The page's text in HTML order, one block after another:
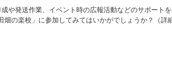
や発送作業、イベント時の広報活動などのサポート
畑の楽校」に参加してみてはいかがでしょうか？（詳